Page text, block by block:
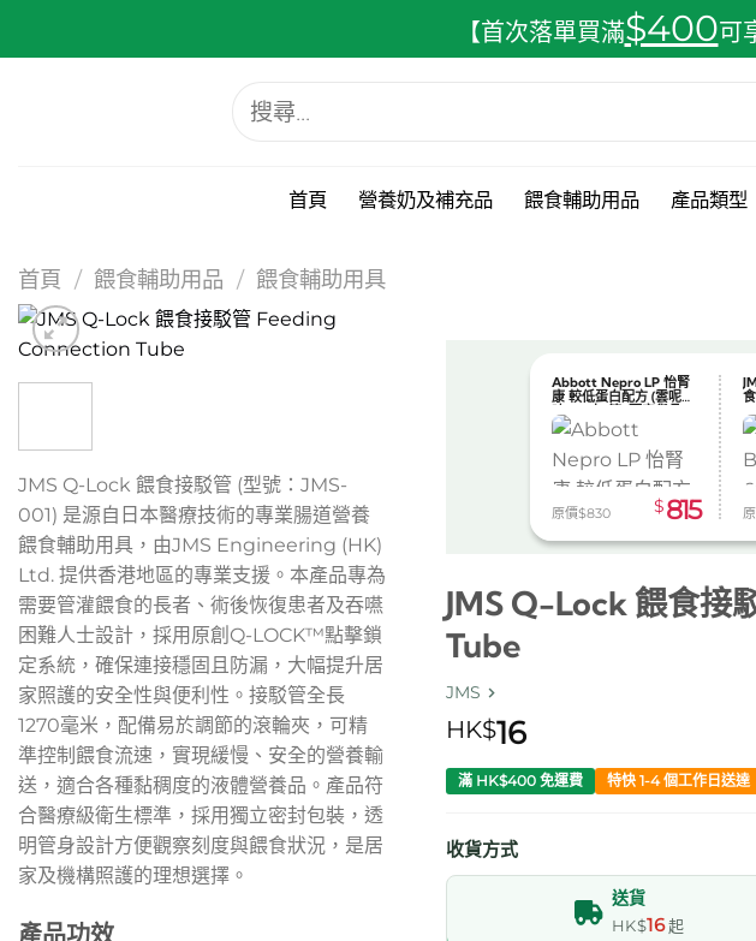
【首次落單買滿$400可
首頁 營養奶及補充品 餵食輔助用品 產品類型
首頁 / 餵食輔助用品 / 餵食輔助用具
JMS Q-Lock 餵食接駁管 (型號：JMS-
001) 是源自日本醫療技術的專業腸道營養
餵食輔助用具，由JMS Engineering (HK)
Ltd. 提供香港地區的專業支援。本產品專為
需要管灌餵食的長者、術後恢復患者及吞嚥
困難人士設計，採用原創Q-LOCK™點擊鎖
定系統，確保連接穩固且防漏，大幅提升居
家照護的安全性與便利性。接駁管全長
1270毫米，配備易於調節的滾輪夾，可精
準控制餵食流速，實現緩慢、安全的營養輸
送，適合各種黏稠度的液體營養品。產品符
合醫療級衛生標準，採用獨立密封包裝，透
明管身設計方便觀察刻度與餵食狀況，是居
家及機構照護的理想選擇。
產品功效
Abbott Nepro LP 怡腎
康 較低蛋白配方 (雲呢拿
味) 24支/箱-預定貨品
原價$830 $ 815
JMS Q-Lock 餵食接
Tube
JMS
HK$16
滿 HK$400 免運費 特快 1-4 個工作日送達
收貨方式
送貨
HK$16起